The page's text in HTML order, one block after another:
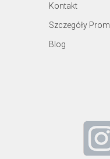
Kontakt
Szczegóły
Blog